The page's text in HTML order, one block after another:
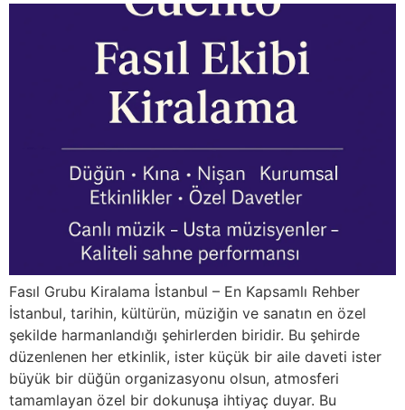
Fasıl Grubu Kiralama İstanbul – En Kapsamlı Rehber
İstanbul, tarihin, kültürün, müziğin ve sanatın en özel
şekilde harmanlandığı şehirlerden biridir. Bu şehirde
düzenlenen her etkinlik, ister küçük bir aile daveti ister
büyük bir düğün organizasyonu olsun, atmosferi
tamamlayan özel bir dokunuşa ihtiyaç duyar. Bu